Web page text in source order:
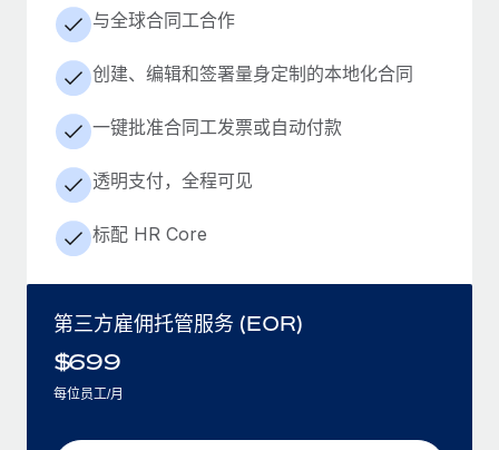
与全球合同工合作
创建、编辑和签署量身定制的本地化合同
一键批准合同工发票或自动付款
透明支付，全程可见
标配 HR Core
第三方雇佣托管服务 (EOR)
$699
每位员工/月